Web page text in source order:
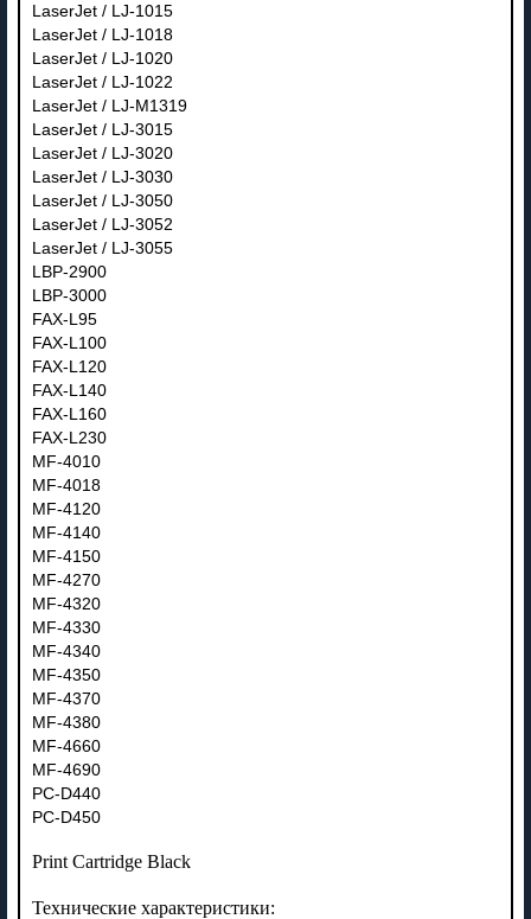
LaserJet / LJ-1015
LaserJet / LJ-1018
LaserJet / LJ-1020
LaserJet / LJ-1022
LaserJet / LJ-M1319
LaserJet / LJ-3015
LaserJet / LJ-3020
LaserJet / LJ-3030
LaserJet / LJ-3050
LaserJet / LJ-3052
LaserJet / LJ-3055
LBP-2900
LBP-3000
FAX-L95
FAX-L100
FAX-L120
FAX-L140
FAX-L160
FAX-L230
MF-4010
MF-4018
MF-4120
MF-4140
MF-4150
MF-4270
MF-4320
MF-4330
MF-4340
MF-4350
MF-4370
MF-4380
MF-4660
MF-4690
PC-D440
PC-D450
Print Cartridge Black
Технические характеристики: